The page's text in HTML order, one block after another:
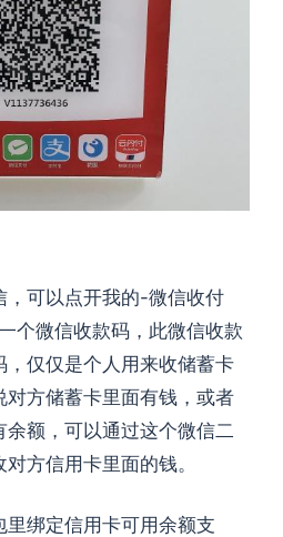
，可以点开我的-微信收付
个微信收款码，此微信收款
仅仅是个人用来收储蓄卡
对方储蓄卡里面有钱，或者
额，可以通过这个微信二
方信用卡里面的钱。
绑定信用卡可用余额支